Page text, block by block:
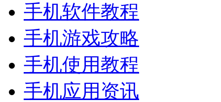
手机软件教程
手机游戏攻略
手机使用教程
手机应用资讯